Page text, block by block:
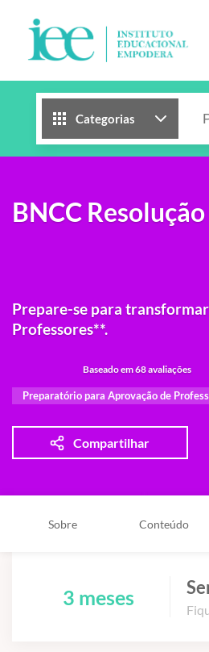
Categorias
BNCC
Prepare-se para
Professores**.
Baseado em 68 avaliações
Preparatório para Aprovação de
Compartilhar
Sobre Conteúdo
3 meses